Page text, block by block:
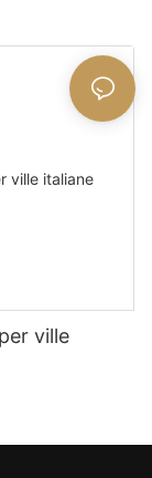
ville